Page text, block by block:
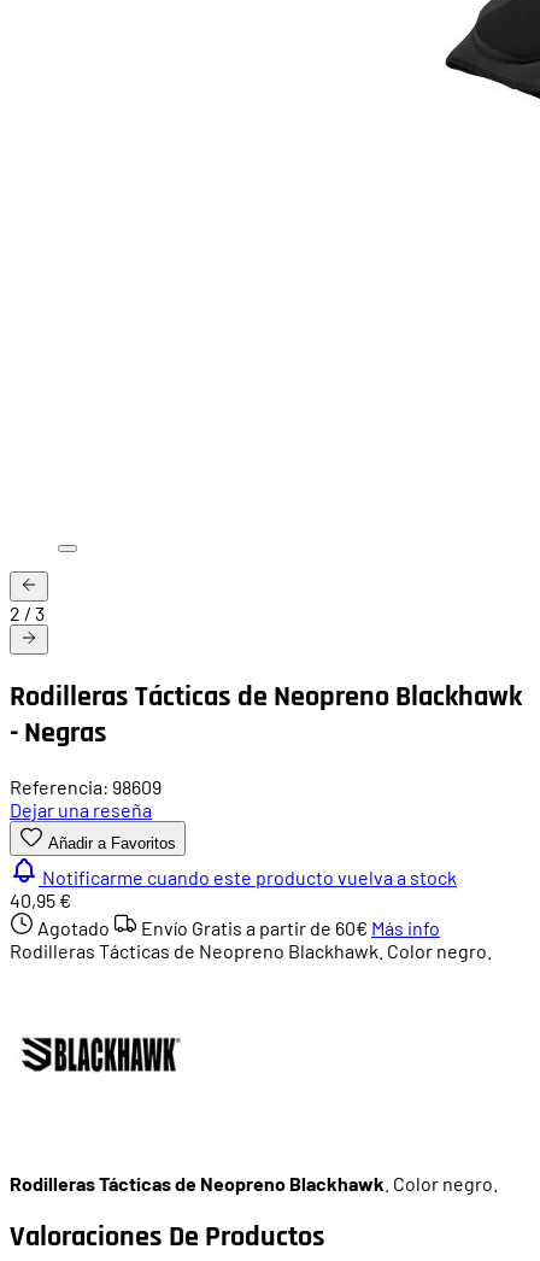
2 / 3
Rodilleras Tácticas de Neopreno Blackhawk
- Negras
Referencia: 98609
Dejar una reseña
Añadir a Favoritos
Notificarme cuando este producto vuelva a stock
40,95 €
Agotado
Envío Gratis a partir de 60€ Más info
Rodilleras Tácticas de Neopreno Blackhawk. Color negro.
Rodilleras Tácticas de Neopreno Blackhawk . Color negro.
Valoraciones De Productos